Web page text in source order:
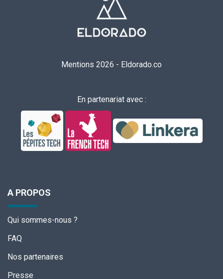
Mentions 2026 - Eldorado.co
En partenariat avec :
A PROPOS
Qui sommes-nous ?
FAQ
Nos partenaires
Presse